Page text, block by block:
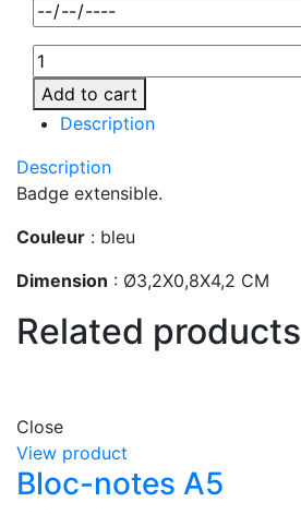
Add to cart
Description
Description
Badge extensible.
Couleur : bleu
Dimension : Ø3,2X0,8X4,2 CM
Related products
Close
View product
Bloc-notes A5